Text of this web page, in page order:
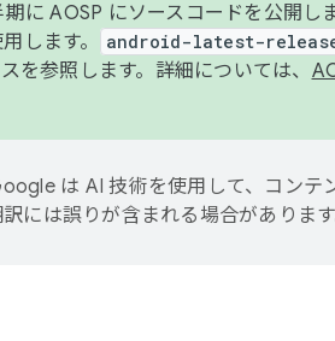
に AOSP にソースコードを公開し
します。 android-latest-
を参照します。詳細については、
は AI 技術を使用して、コンテ
には誤りが含まれる場合があります